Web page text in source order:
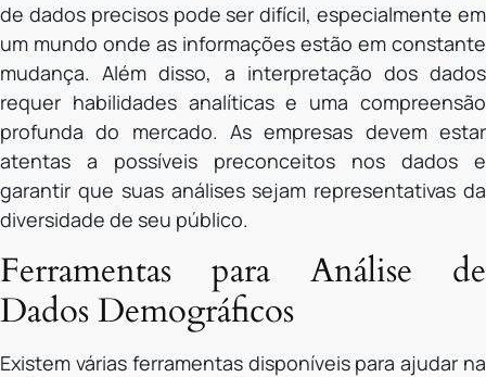
de dados precisos pode ser difícil, especialmente em
um mundo onde as informações estão em constante
mudança. Além disso, a interpretação dos dados
requer habilidades analíticas e uma compreensão
profunda do mercado. As empresas devem estar
atentas a possíveis preconceitos nos dados e
garantir que suas análises sejam representativas da
diversidade de seu público.
Ferramentas para Análise de
Dados Demográficos
Existem várias ferramentas disponíveis para ajudar na